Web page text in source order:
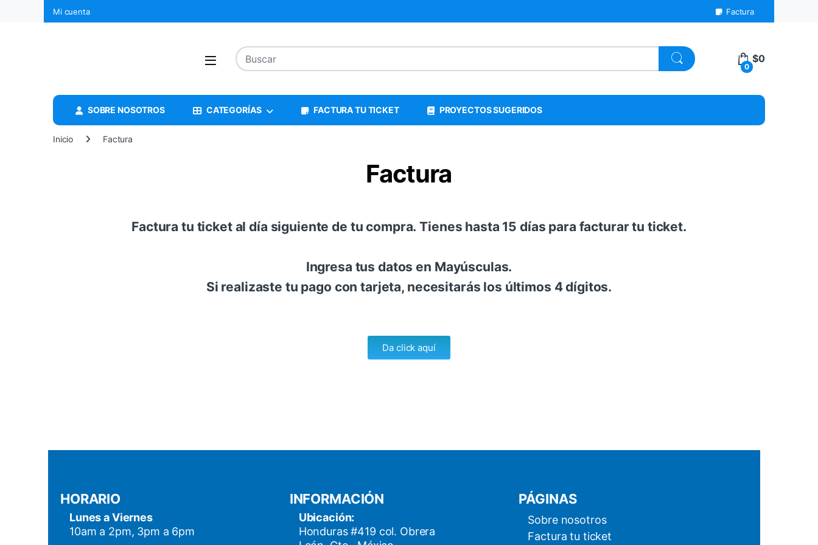
Mi cuenta Factura
0
$0
SOBRE NOSOTROS CATEGORÍAS FACTURA TU TICKET PROYECTOS SUGERIDOS
Inicio Factura
Factura
Factura tu ticket al día siguiente de tu compra. Tienes hasta 15 días para facturar tu ticket.
Ingresa tus datos en Mayúsculas.
Si realizaste tu pago con tarjeta, necesitarás los últimos 4 dígitos.
Da click aquí
HORARIO
Lunes a Viernes
10am a 2pm, 3pm a 6pm
INFORMACIÓN
Ubicación:
Honduras #419 col. Obrera
PÁGINAS
Sobre nosotros
Factura tu ticket